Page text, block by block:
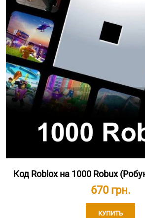
Код Roblox на 1000 Robux
670 грн.
КУПИТЬ